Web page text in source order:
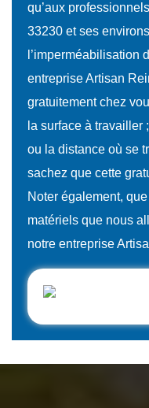
qu’aux
33230 et ses
l’imperméabilisation
entreprise Artisan
gratuitement chez
la surface à travailler
ou la distance où se
sachez que cette
Noter également,
matériels que nous
notre entreprise